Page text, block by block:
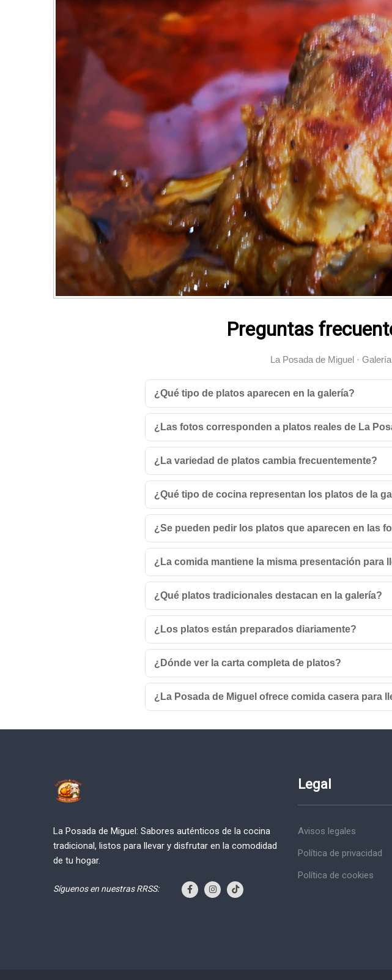
Preguntas
La Posada de Miguel ·
¿Qué tipo de platos aparecen en la galería?
¿Las fotos corresponden a platos reales de La
¿La variedad de platos cambia frecuentemente?
¿Qué tipo de cocina representan los platos de la
¿Se pueden pedir los platos que aparecen en las
¿La comida mantiene la misma presentación para
¿Qué platos tradicionales destacan en la galería?
¿Los platos están preparados diariamente?
¿Dónde ver la carta completa de platos?
¿La Posada de Miguel ofrece comida casera para
La Posada de Miguel: Sabores auténticos de la cocina
tradicional, listos para llevar y disfrutar en la comodidad
de tu hogar.
Síguenos en nuestras RRSS:
Legal
Avisos legales
Política de privacidad
Política de cookies